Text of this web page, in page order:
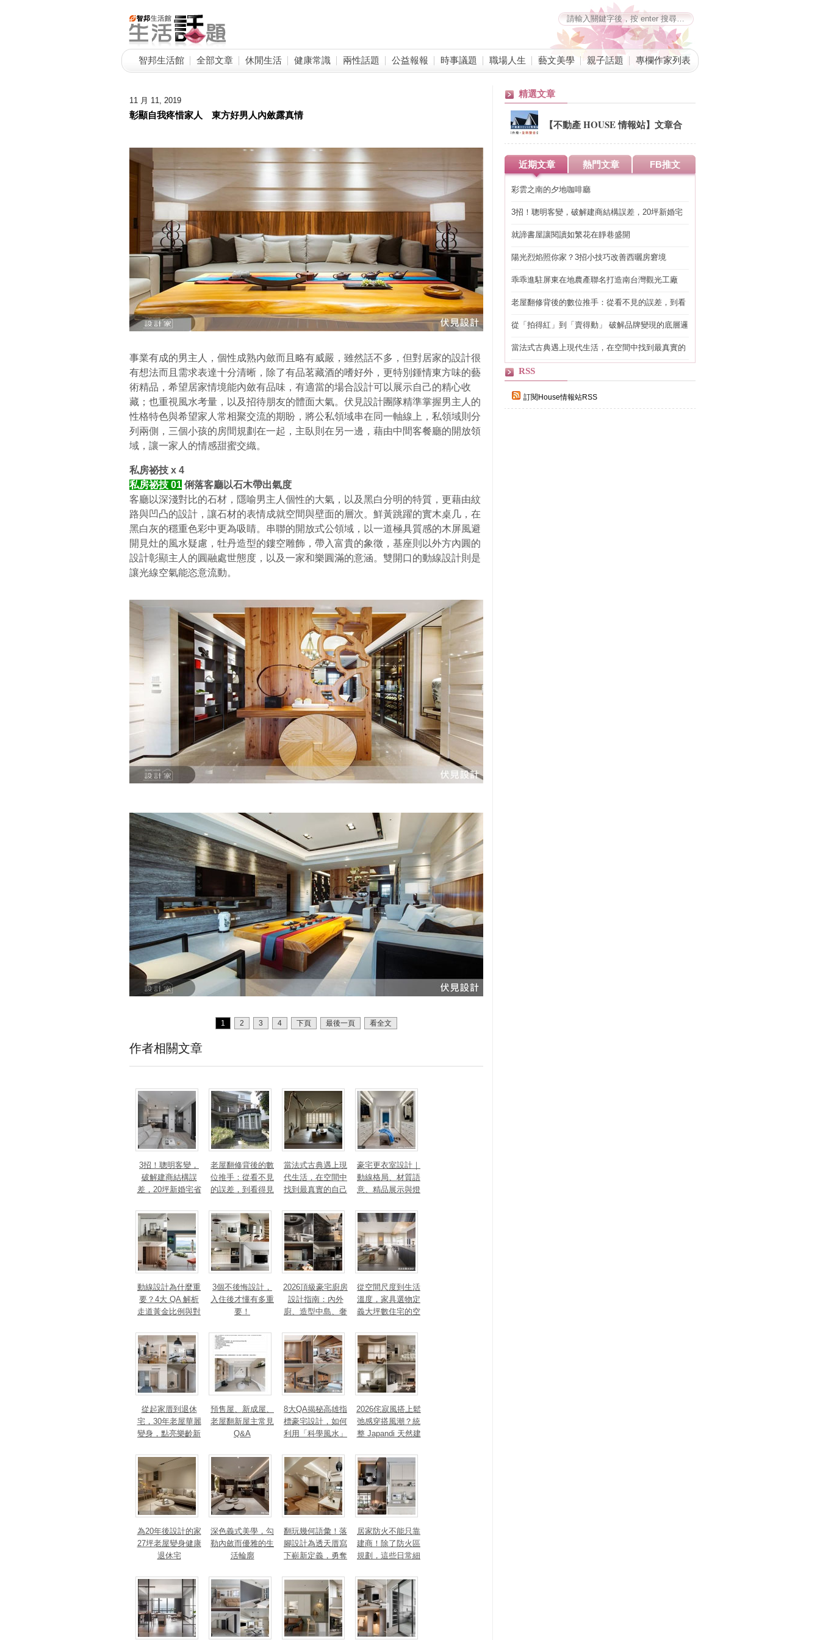
智邦生活館 全部文章 休閒生活 健康常識 兩性話題 公益報報 時事議題 職場人生 藝文美學 親子話題 專欄作家列表
11 月 11, 2019
彰顯自我疼惜家人 東方好男人內斂露真情
事業有成的男主人，個性成熟內斂而且略有威嚴，雖然話不多，但對居家的設計很
有想法而且需求表達十分清晰，除了有品茗藏酒的嗜好外，更特別鍾情東方味的藝
術精品，希望居家情境能內斂有品味，有適當的場合設計可以展示自己的精心收
藏；也重視風水考量，以及招待朋友的體面大氣。伏見設計團隊精準掌握男主人的
性格特色與希望家人常相聚交流的期盼，將公私領域串在同一軸線上，私領域則分
列兩側，三個小孩的房間規劃在一起，主臥則在另一邊，藉由中間客餐廳的開放領
域，讓一家人的情感甜蜜交織。
私房祕技 x 4
私房祕技 01 俐落客廳以石木帶出氣度
客廳以深淺對比的石材，隱喻男主人個性的大氣，以及黑白分明的特質，更藉由紋
路與凹凸的設計，讓石材的表情成就空間與壁面的層次。鮮黃跳躍的實木桌几，在
黑白灰的穩重色彩中更為吸睛。串聯的開放式公領域，以一道極具質感的木屏風避
開見灶的風水疑慮，牡丹造型的鏤空雕飾，帶入富貴的象徵，基座則以外方內圓的
設計彰顯主人的圓融處世態度，以及一家和樂圓滿的意涵。雙開口的動線設計則是
讓光線空氣能恣意流動。
1 2 3 4 下頁 最後一頁 看全文
作者相關文章
3招！聰明客變，
破解建商結構誤
差，20坪新婚宅省
錢
老屋翻修背後的數
位推手：從看不見
的誤差，到看得見
當法式古典遇上現
代生活，在空間中
找到最真實的自己
豪宅更衣室設計｜
動線格局、材質語
意、精品展示與燈
打造高訂生活儀式
動線設計為什麼重
要？4大 QA 解析
走道黃金比例與對
3個不後悔設計，
入住後才懂有多重
要！
2026頂級豪宅廚房
設計指南：內外
廚、造型中島、奢
讓廚房從空間配角
變主角！
從空間尺度到生活
溫度，家具選物定
義大坪數住宅的空
從起家厝到退休
宅，30年老屋華麗
變身，點亮樂齡新
法、英指標設計大
獎！
預售屋、新成屋、
老屋翻新屋主常見
Q&A
8大QA揭秘高雄指
標豪宅設計，如何
利用「科學風水」
量磁場？
2026侘寂風搭上鬆
弛感穿搭風潮？統
整 Japandi 天然建
有風靡全球的軟裝
家具推薦
為20年後設計的家
27坪老屋變身健康
退休宅
深色義式美學，勾
勒內斂而優雅的生
活輪廓
翻玩幾何語彙！落
腳設計為透天厝寫
下嶄新定義，勇奪
TAN 國際大獎
居家防火不能只靠
建商！除了防火區
規劃，這些日常細
精選文章
【不動產 HOUSE 情報站】文章合
併公告
近期文章 熱門文章 FB推文
彩雲之南的夕地咖啡廳
3招！聰明客變，破解建商結構誤差，20坪新婚宅
就諦書屋讓閱讀如繁花在靜巷盛開
陽光烈焰照你家？3招小技巧改善西曬房窘境
乖乖進駐屏東在地農產聯名打造南台灣觀光工廠
老屋翻修背後的數位推手：從看不見的誤差，到看
從「拍得紅」到「賣得動」 破解品牌變現的底層邏
當法式古典遇上現代生活，在空間中找到最真實的
RSS
訂閱House情報站RSS